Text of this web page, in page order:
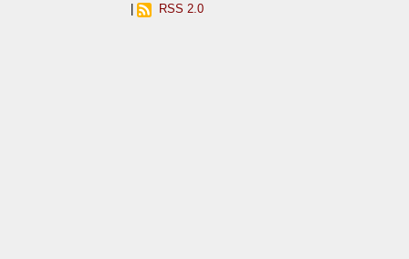
|
RSS 2.0